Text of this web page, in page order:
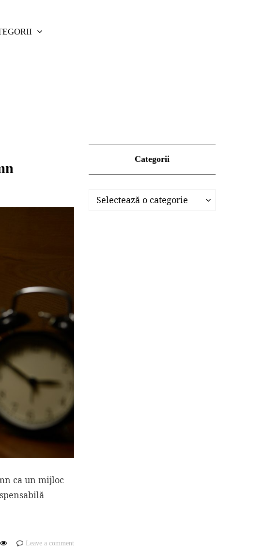
ca un mijloc
Leave a comment
Categorii
Categorii
Selectează o categorie
Categorii